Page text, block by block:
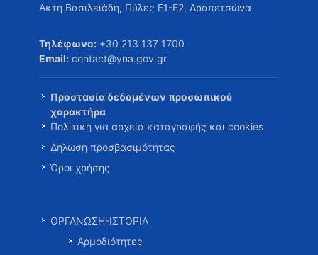
Ακτή Βασιλειάδη, Πύλες Ε1-Ε2, Δραπετσώνα
Τηλέφωνο: +30 213 137 1700
Email: contact@yna.gov.gr
Προστασία δεδομένων προσωπικού
χαρακτήρα
Πολιτική για αρχεία καταγραφής και cookies
Δήλωση προσβασιμότητας
Όροι χρήσης
ΟΡΓΑΝΩΣΗ-ΙΣΤΟΡΙΑ
Αρμοδιότητες